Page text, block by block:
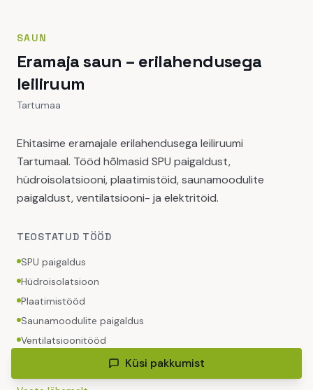
SAUN
Eramaja saun – erilahendusega
leiliruum
Tartumaa
Ehitasime eramajale erilahendusega leiliruumi
Tartumaal. Tööd hõlmasid SPU paigaldust,
hüdroisolatsiooni, plaatimistöid, saunamoodulite
paigaldust, ventilatsiooni- ja elektritöid.
TEOSTATUD TÖÖD
SPU paigaldus
Hüdroisolatsioon
Plaatimistööd
Saunamoodulite paigaldus
Ventilatsioonitööd
Küsi pakkumist